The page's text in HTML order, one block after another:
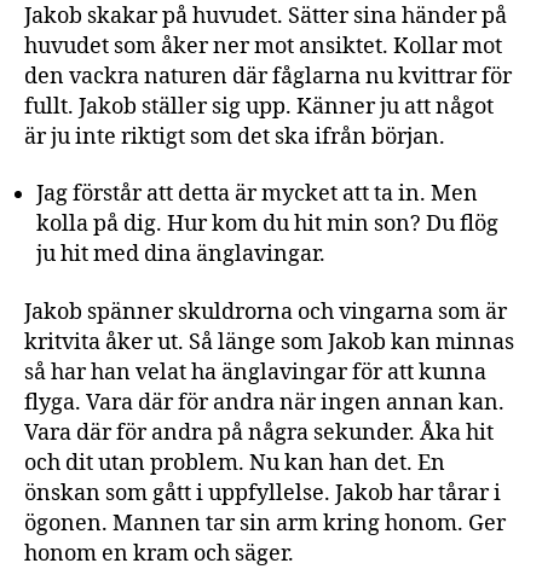
Jakob skakar på huvudet. Sätter sina händer på
huvudet som åker ner mot ansiktet. Kollar mot
den vackra naturen där fåglarna nu kvittrar för
fullt. Jakob ställer sig upp. Känner ju att något
är ju inte riktigt som det ska ifrån början.
Jag förstår att detta är mycket att ta in. Men
kolla på dig. Hur kom du hit min son? Du flög
ju hit med dina änglavingar.
Jakob spänner skuldrorna och vingarna som är
kritvita åker ut. Så länge som Jakob kan minnas
så har han velat ha änglavingar för att kunna
flyga. Vara där för andra när ingen annan kan.
Vara där för andra på några sekunder. Åka hit
och dit utan problem. Nu kan han det. En
önskan som gått i uppfyllelse. Jakob har tårar i
ögonen. Mannen tar sin arm kring honom. Ger
honom en kram och säger.